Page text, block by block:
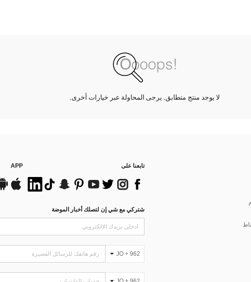
لا يوجد منتج متطابق. يرجى المحاولة عبر خيارات أخرى.
تابعنا على APP
شتركي مع شي إن لتصلك أخبار الموضة
JO + 962